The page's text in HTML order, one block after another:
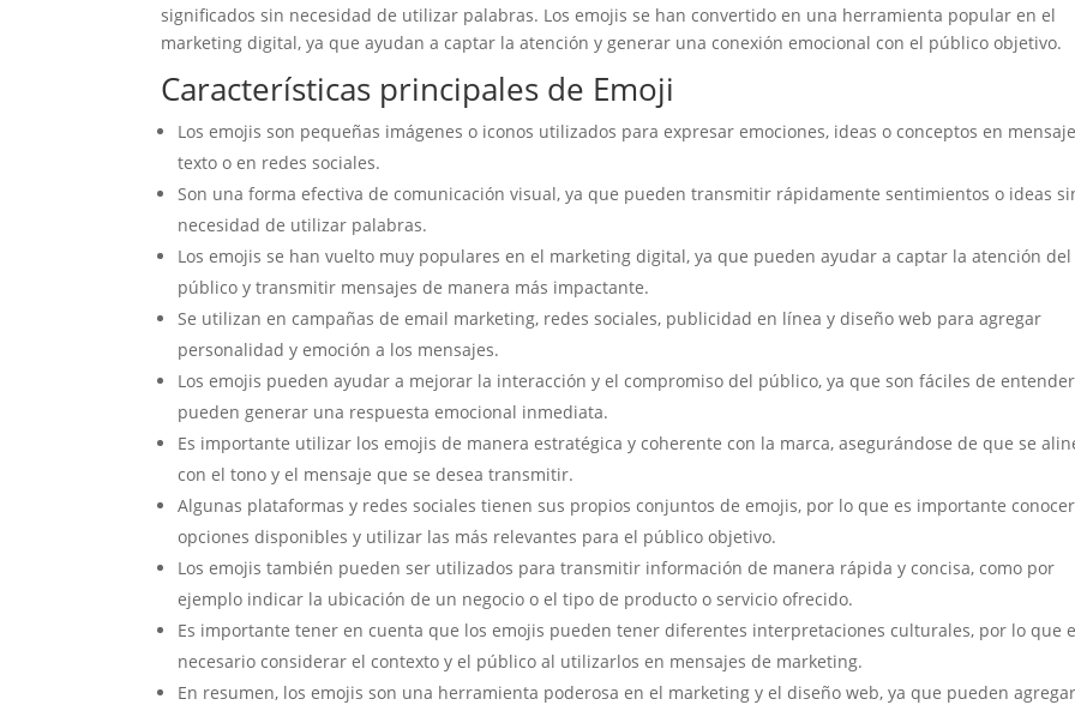
significados sin necesidad de utilizar palabras. Los emojis se han convertido en una herramienta popular en el
marketing digital, ya que ayudan a captar la atención y generar una conexión emocional con el público objetivo.
Características principales de Emoji
Los emojis son pequeñas imágenes o iconos utilizados para expresar emociones, ideas o conceptos en
texto o en redes sociales.
Son una forma efectiva de comunicación visual, ya que pueden transmitir rápidamente sentimientos o ideas
necesidad de utilizar palabras.
Los emojis se han vuelto muy populares en el marketing digital, ya que pueden ayudar a captar la atención del
público y transmitir mensajes de manera más impactante.
Se utilizan en campañas de email marketing, redes sociales, publicidad en línea y diseño web para agregar
personalidad y emoción a los mensajes.
Los emojis pueden ayudar a mejorar la interacción y el compromiso del público, ya que son fáciles de
pueden generar una respuesta emocional inmediata.
Es importante utilizar los emojis de manera estratégica y coherente con la marca, asegurándose de que se
con el tono y el mensaje que se desea transmitir.
Algunas plataformas y redes sociales tienen sus propios conjuntos de emojis, por lo que es importante
opciones disponibles y utilizar las más relevantes para el público objetivo.
Los emojis también pueden ser utilizados para transmitir información de manera rápida y concisa, como por
ejemplo indicar la ubicación de un negocio o el tipo de producto o servicio ofrecido.
Es importante tener en cuenta que los emojis pueden tener diferentes interpretaciones culturales, por lo que
necesario considerar el contexto y el público al utilizarlos en mensajes de marketing.
En resumen, los emojis son una herramienta poderosa en el marketing y el diseño web, ya que pueden agregar